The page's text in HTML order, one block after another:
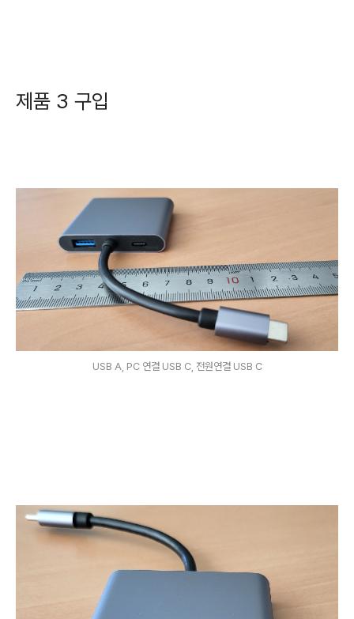
제품 3 구입
USB A, PC 연결 USB C, 전원연결 USB C